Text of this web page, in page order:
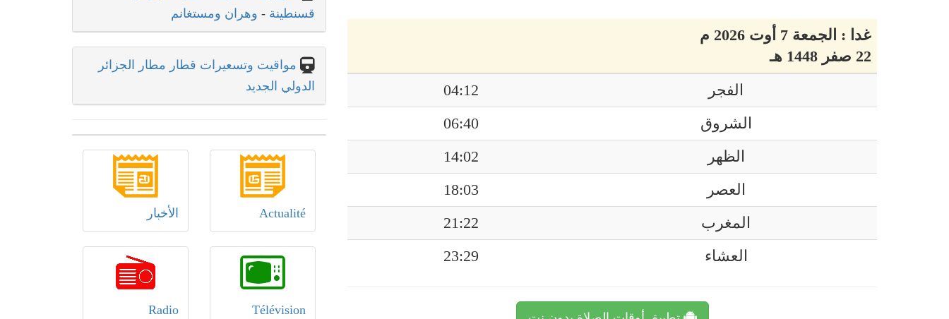
غدا : الجمعة 7 أوت 2026 م
22 صفر 1448 هـ
الفجر
04:12
الشروق
06:40
الظهر
14:02
العصر
18:03
المغرب
21:22
العشاء
23:29
قسنطينة - وهران ومستغانم
مواقيت وتسعيرات قطار مطار الجزائر
الدولي الجديد
Actualité الأخبار
Télévision
Radio